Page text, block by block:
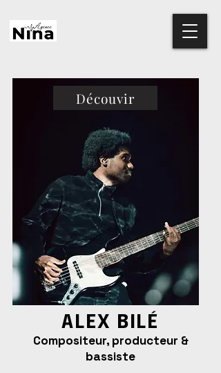
Découvir
ALEX BILÉ
Compositeur, producteur &
bassiste